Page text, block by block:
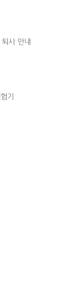
사 안내
기